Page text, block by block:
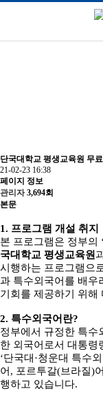
단국대학교 평생교육원 무
21-02-23 16:38
페이지 정보
관리자 3,694회
본문
1. 프로그램 개설 취지
본 프로그램은 정부의 ‘
국대학교 평생교육원
시행하는 프로그램으
과 특수외국어를 배우
기회를 제공하기 위해
2. 특수외국어란?
정부에서 규정한 특수
한 외국어로서 대통령
‘단국대 ·청운대 특수
어 , 포르투갈(브라질)어
행하고 있습니다.